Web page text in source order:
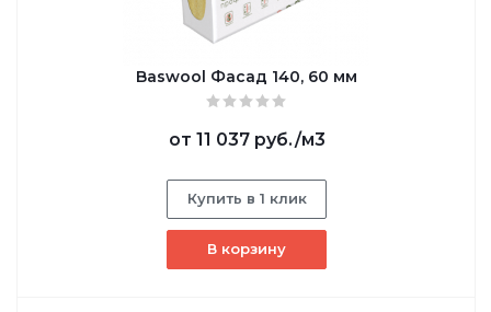
Baswool Фасад 140, 60 мм
от 11 037 руб./м3
Купить в 1 клик
В корзину